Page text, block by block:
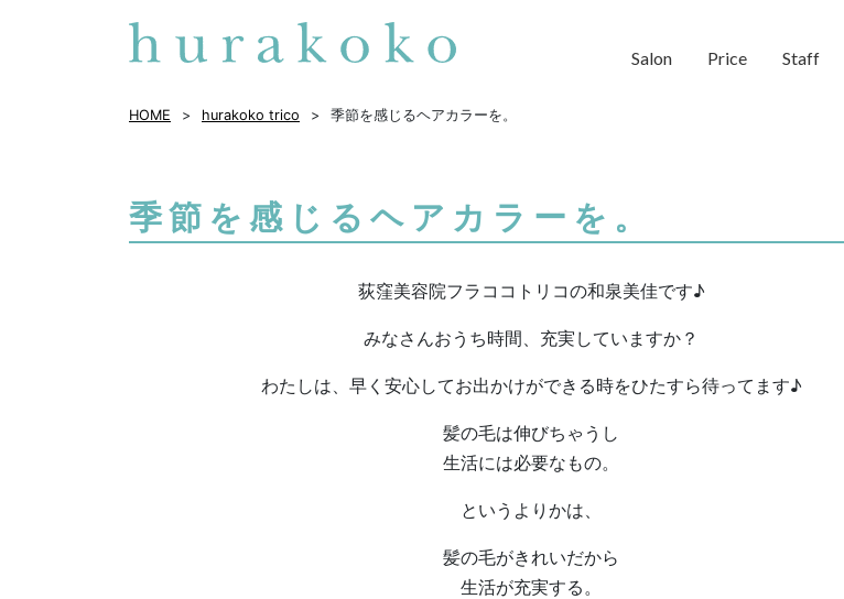
Salon Price Staff
HOME hurakoko trico 季節を感じるヘアカラーを。
季節を感じるヘアカラーを。
荻窪美容院フラココトリコの和泉美佳です♪
みなさんおうち時間、充実していますか？
わたしは、早く安心してお出かけができる時をひたすら待ってます♪
髪の毛は伸びちゃうし
生活には必要なもの。
というよりかは、
髪の毛がきれいだから
生活が充実する。